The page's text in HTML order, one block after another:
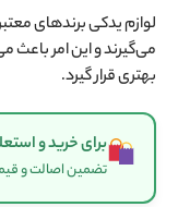
لوازم یدکی برندهای
می‌گیرند و این امر
بهتری قرار گیرد.
برای خرید و
تضمین اصالت و